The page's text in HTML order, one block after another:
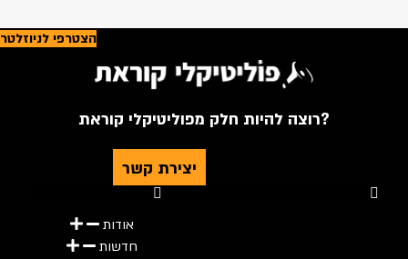
הצטרפי לניוזלטר
רוצה להיות חלק מפוליטיקלי קוראת?
יצירת קשר
אודות
חדשות